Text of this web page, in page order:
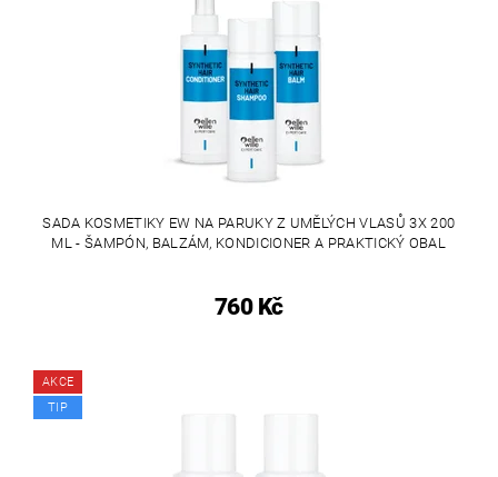
SADA KOSMETIKY EW NA PARUKY Z UMĚLÝCH VLASŮ 3X 200
ML - ŠAMPÓN, BALZÁM, KONDICIONER A PRAKTICKÝ OBAL
760 Kč
AKCE
TIP